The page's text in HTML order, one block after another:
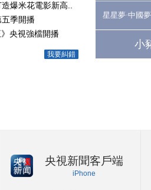
爆米花電影新高..
五季開播
央視強檔開播
我要糾錯
星星夢·中國夢
小
央視新聞客戶端
iPhone